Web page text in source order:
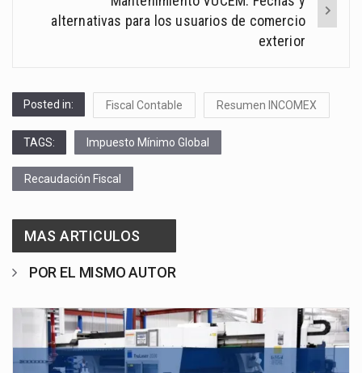
alternativas para los usuarios de comercio
exterior
Posted in: Fiscal Contable Resumen INCOMEX
TAGS: Impuesto Mínimo Global
Recaudación Fiscal
MAS ARTICULOS
POR EL MISMO AUTOR